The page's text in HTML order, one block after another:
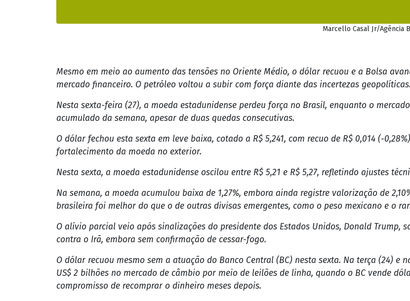
Marcello Casal Jr/Agência
Mesmo em meio ao aumento das tensões no Oriente Médio, o dólar recuou e a Bolsa
mercado financeiro. O petróleo voltou a subir com força diante das incertezas geopolíticas.
Nesta sexta-feira (27), a moeda estadunidense perdeu força no Brasil, enquanto o
acumulado da semana, apesar de duas quedas consecutivas.
O dólar fechou esta sexta em leve baixa, cotado a R$ 5,241, com recuo de R$ 0,014 (-
fortalecimento da moeda no exterior.
Nesta sexta, a moeda estadunidense oscilou entre R$ 5,21 e R$ 5,27, refletindo ajustes
Na semana, a moeda acumulou baixa de 1,27%, embora ainda registre valorização de
brasileira foi melhor do que o de outras divisas emergentes, como o peso mexicano e o
O alívio parcial veio após sinalizações do presidente dos Estados Unidos, Donald Trump,
contra o Irã, embora sem confirmação de cessar-fogo.
O dólar recuou mesmo sem a atuação do Banco Central (BC) nesta sexta. Na terça (24)
US$ 2 bilhões no mercado de câmbio por meio de leilões de linha, quando o BC vende
compromisso de recomprar o dinheiro meses depois.